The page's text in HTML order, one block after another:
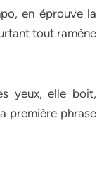
en éprouve la
tout ramène
yeux, elle boit,
première phrase